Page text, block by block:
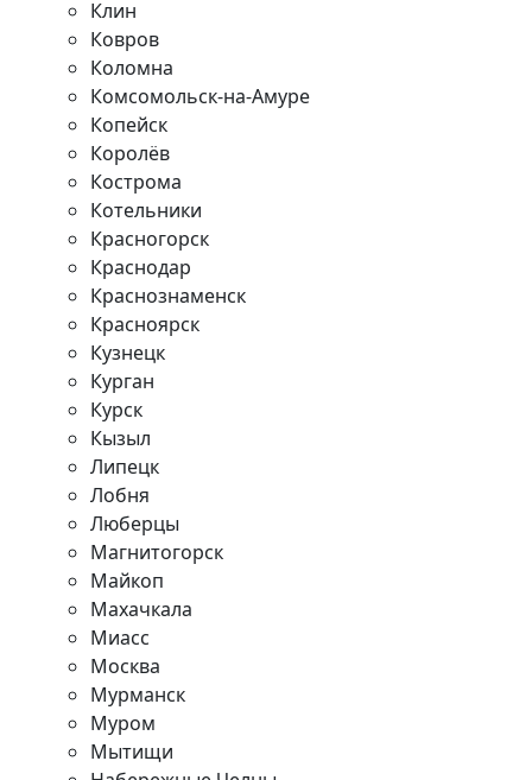
Клин
Ковров
Коломна
Комсомольск-на-Амуре
Копейск
Королёв
Кострома
Котельники
Красногорск
Краснодар
Краснознаменск
Красноярск
Кузнецк
Курган
Курск
Кызыл
Липецк
Лобня
Люберцы
Магнитогорск
Майкоп
Махачкала
Миасс
Москва
Мурманск
Муром
Мытищи